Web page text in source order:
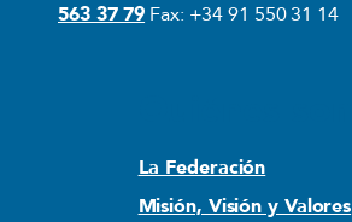
563 37 79 Fax: +34 91 550 31 14
La Federación
Misión, Visión y Valores